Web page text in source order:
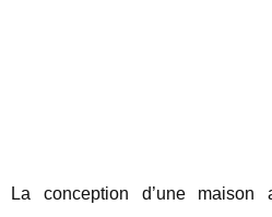
La conception d’une maison